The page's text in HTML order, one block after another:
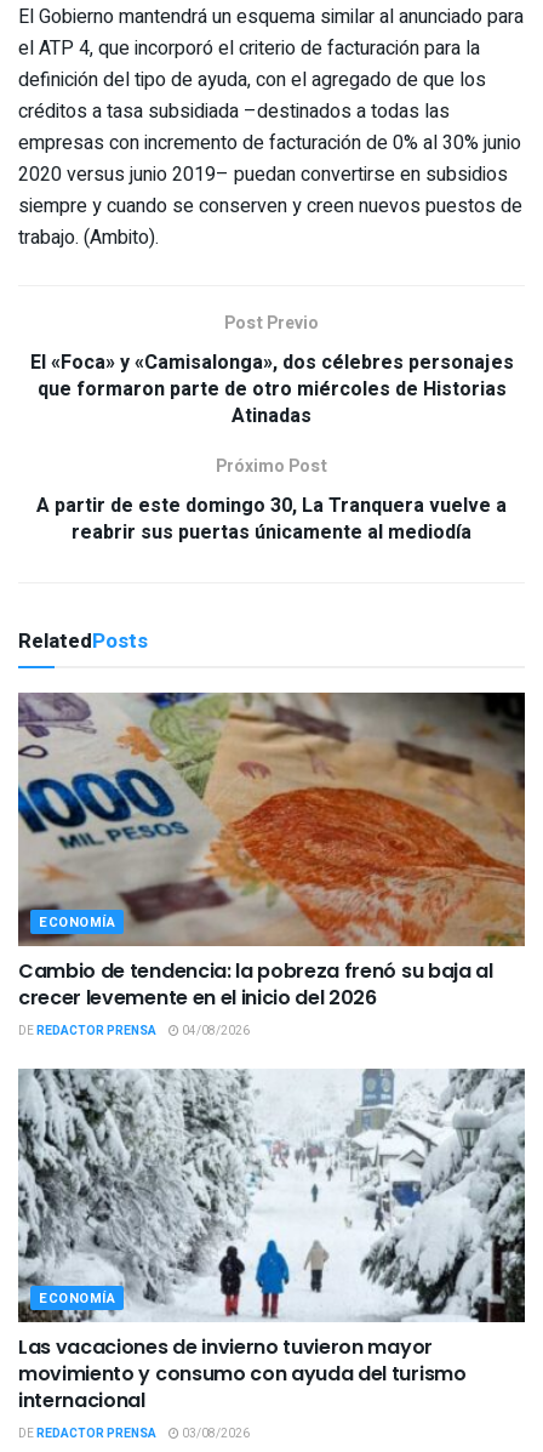
El Gobierno mantendrá un esquema similar al anunciado para
el ATP 4, que incorporó el criterio de facturación para la
definición del tipo de ayuda, con el agregado de que los
créditos a tasa subsidiada –destinados a todas las
empresas con incremento de facturación de 0% al 30% junio
2020 versus junio 2019– puedan convertirse en subsidios
siempre y cuando se conserven y creen nuevos puestos de
trabajo. (Ambito).
Post Previo
El «Foca» y «Camisalonga», dos célebres personajes
que formaron parte de otro miércoles de Historias
Atinadas
Próximo Post
A partir de este domingo 30, La Tranquera vuelve a
reabrir sus puertas únicamente al mediodía
RelatedPosts
ECONOMÍA
Cambio de tendencia: la pobreza frenó su baja al
crecer levemente en el inicio del 2026
DEREDACTOR PRENSA 04/08/2026
ECONOMÍA
Las vacaciones de invierno tuvieron mayor
movimiento y consumo con ayuda del turismo
internacional
DEREDACTOR PRENSA 03/08/2026